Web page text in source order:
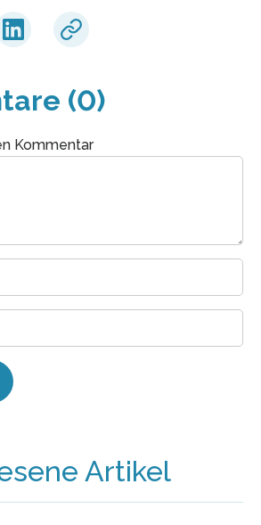
(0)
Kommentar
Artikel